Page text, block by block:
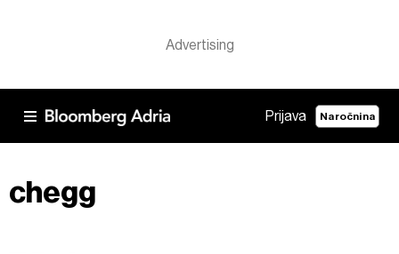
Prijava Naročnina
chegg